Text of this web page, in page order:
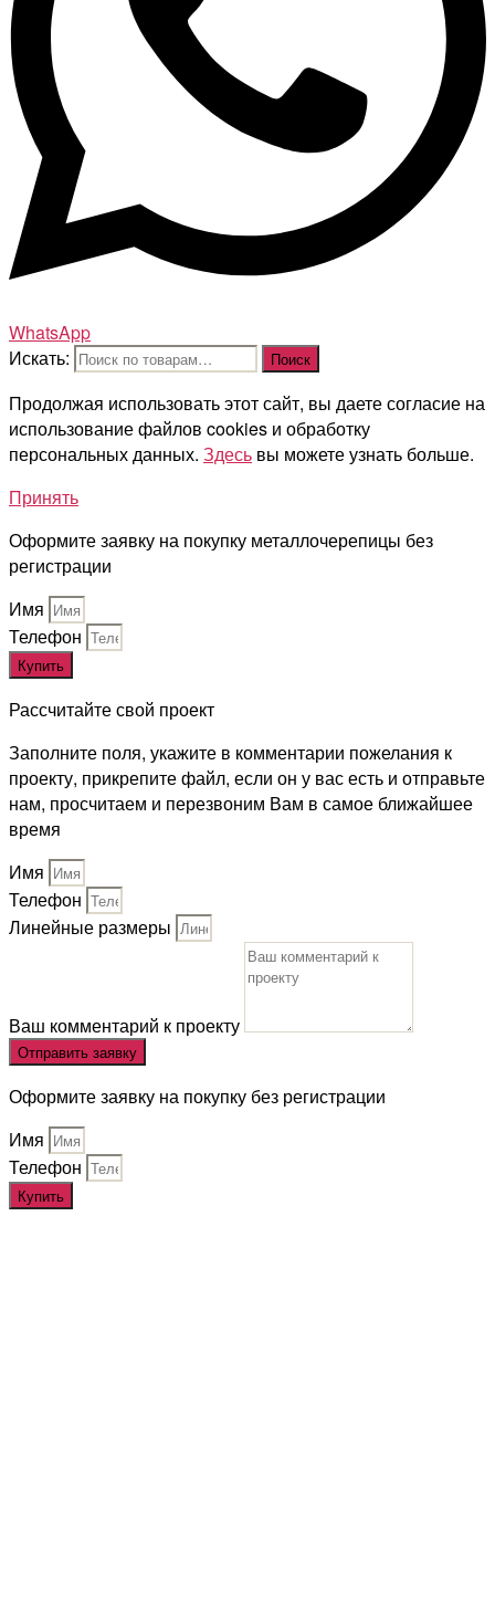
WhatsApp
Искать:
Поиск
Продолжая использовать этот сайт, вы даете согласие на
использование файлов cookies и обработку
персональных данных. Здесь вы можете узнать больше.
Принять
Оформите заявку на покупку металлочерепицы без
регистрации
Имя
Телефон
Купить
Рассчитайте свой проект
Заполните поля, укажите в комментарии пожелания к
проекту, прикрепите файл, если он у вас есть и отправьте
нам, просчитаем и перезвоним Вам в самое ближайшее
время
Имя
Телефон
Линейные размеры
Ваш комментарий к проекту
Отправить заявку
Оформите заявку на покупку без регистрации
Имя
Телефон
Купить